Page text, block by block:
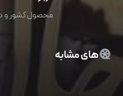
محصول کشور و در
های مشابه